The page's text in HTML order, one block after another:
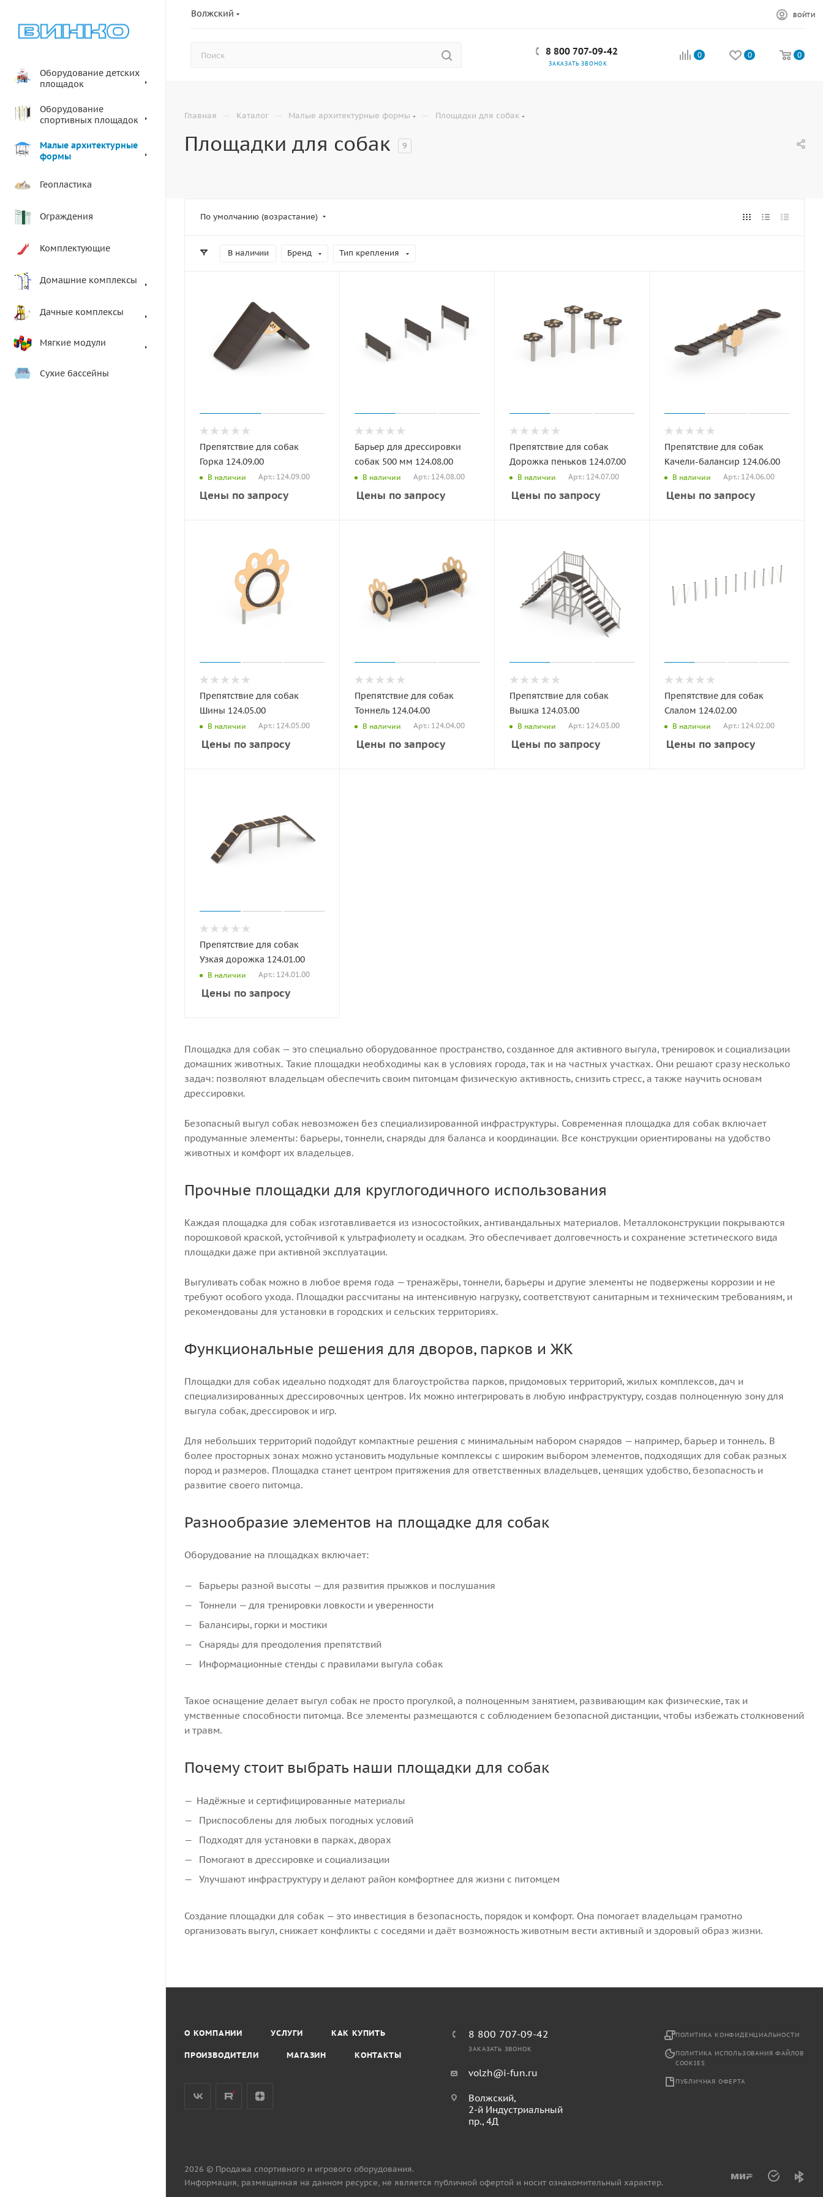
Волжский ВОЙТИ
8 800 707-09-42
ЗАКАЗАТЬ ЗВОНОК
0 0 0
Оборудование детских
площадок
Оборудование
спортивных площадок
Малые архитектурные
формы
Геопластика
Ограждения
Комплектующие
Домашние комплексы
Дачные комплексы
Мягкие модули
Сухие бассейны
Главная — Каталог — Малые архитектурные формы — Площадки для собак
Площадки для собак 9
По умолчанию (возрастание)
В наличии Бренд Тип крепления
Препятствие для собак
Горка 124.09.00
В наличии Арт.: 124.09.00
Цены по запросу
Барьер для дрессировки
собак 500 мм 124.08.00
В наличии Арт.: 124.08.00
Цены по запросу
Препятствие для собак
Дорожка пеньков 124.07.00
В наличии Арт.: 124.07.00
Цены по запросу
Препятствие для собак
Качели-балансир 124.06.00
В наличии Арт.: 124.06.00
Цены по запросу
Препятствие для собак
Шины 124.05.00
В наличии Арт.: 124.05.00
Цены по запросу
Препятствие для собак
Тоннель 124.04.00
В наличии Арт.: 124.04.00
Цены по запросу
Препятствие для собак
Вышка 124.03.00
В наличии Арт.: 124.03.00
Цены по запросу
Препятствие для собак
Слалом 124.02.00
В наличии Арт.: 124.02.00
Цены по запросу
Препятствие для собак
Узкая дорожка 124.01.00
В наличии Арт.: 124.01.00
Цены по запросу
Площадка для собак — это специально оборудованное пространство, созданное для активного выгула, тренировок и социализации
домашних животных. Такие площадки необходимы как в условиях города, так и на частных участках. Они решают сразу несколько
задач: позволяют владельцам обеспечить своим питомцам физическую активность, снизить стресс, а также научить основам
дрессировки.
Безопасный выгул собак невозможен без специализированной инфраструктуры. Современная площадка для собак включает
продуманные элементы: барьеры, тоннели, снаряды для баланса и координации. Все конструкции ориентированы на удобство
животных и комфорт их владельцев.
Прочные площадки для круглогодичного использования
Каждая площадка для собак изготавливается из износостойких, антивандальных материалов. Металлоконструкции покрываются
порошковой краской, устойчивой к ультрафиолету и осадкам. Это обеспечивает долговечность и сохранение эстетического вида
площадки даже при активной эксплуатации.
Выгуливать собак можно в любое время года — тренажёры, тоннели, барьеры и другие элементы не подвержены коррозии и не
требуют особого ухода. Площадки рассчитаны на интенсивную нагрузку, соответствуют санитарным и техническим требованиям, и
рекомендованы для установки в городских и сельских территориях.
Функциональные решения для дворов, парков и ЖК
Площадки для собак идеально подходят для благоустройства парков, придомовых территорий, жилых комплексов, дач и
специализированных дрессировочных центров. Их можно интегрировать в любую инфраструктуру, создав полноценную зону для
выгула собак, дрессировок и игр.
Для небольших территорий подойдут компактные решения с минимальным набором снарядов — например, барьер и тоннель. В
более просторных зонах можно установить модульные комплексы с широким выбором элементов, подходящих для собак разных
пород и размеров. Площадка станет центром притяжения для ответственных владельцев, ценящих удобство, безопасность и
развитие своего питомца.
Разнообразие элементов на площадке для собак
Оборудование на площадках включает:
Барьеры разной высоты — для развития прыжков и послушания
Тоннели — для тренировки ловкости и уверенности
Балансиры, горки и мостики
Снаряды для преодоления препятствий
Информационные стенды с правилами выгула собак
Такое оснащение делает выгул собак не просто прогулкой, а полноценным занятием, развивающим как физические, так и
умственные способности питомца. Все элементы размещаются с соблюдением безопасной дистанции, чтобы избежать столкновений
и травм.
Почему стоит выбрать наши площадки для собак
Надёжные и сертифицированные материалы
Приспособлены для любых погодных условий
Подходят для установки в парках, дворах
Помогают в дрессировке и социализации
Улучшают инфраструктуру и делают район комфортнее для жизни с питомцем
Создание площадки для собак — это инвестиция в безопасность, порядок и комфорт. Она помогает владельцам грамотно
организовать выгул, снижает конфликты с соседями и даёт возможность животным вести активный и здоровый образ жизни.
О КОМПАНИИ УСЛУГИ КАК КУПИТЬ
ПРОИЗВОДИТЕЛИ МАГАЗИН КОНТАКТЫ
8 800 707-09-42
ЗАКАЗАТЬ ЗВОНОК
volzh@i-fun.ru
Волжский,
2-й Индустриальный
пр., 4Д
ПОЛИТИКА КОНФИДЕНЦИАЛЬНОСТИ
ПОЛИТИКА ИСПОЛЬЗОВАНИЯ ФАЙЛОВ
COOKIES
ПУБЛИЧНАЯ ОФЕРТА
2026 © Продажа спортивного и игрового оборудования.
Информация, размещенная на данном ресурсе, не является публичной офертой и носит ознакомительный характер.